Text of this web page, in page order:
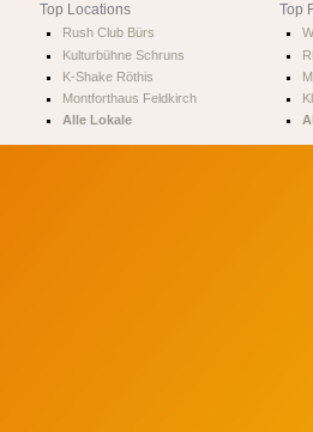
Top Locations
Rush Club Bürs
Kulturbühne Schruns
K-Shake Röthis
Montforthaus Feldkirch
Alle Lokale
Top